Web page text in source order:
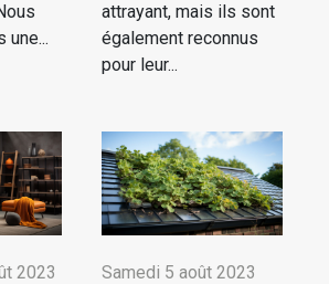
une...
attrayant, mais ils sont
également reconnus
pour leur...
2023
Samedi 5 août 2023